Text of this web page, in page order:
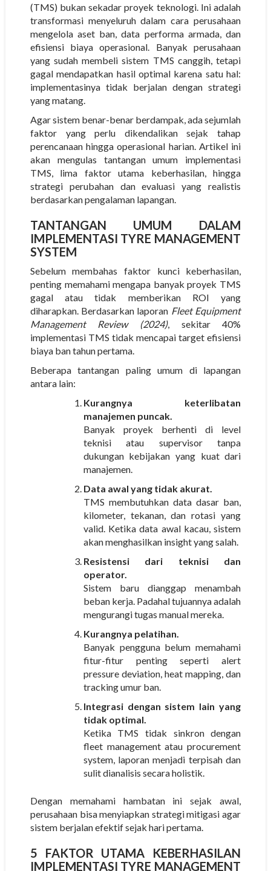
(TMS) bukan sekadar proyek teknologi. Ini adalah
transformasi menyeluruh dalam cara perusahaan
mengelola aset ban, data performa armada, dan
efisiensi biaya operasional. Banyak perusahaan
yang sudah membeli sistem TMS canggih, tetapi
gagal mendapatkan hasil optimal karena satu hal:
implementasinya tidak berjalan dengan strategi
yang matang.
Agar sistem benar-benar berdampak, ada sejumlah
faktor yang perlu dikendalikan sejak tahap
perencanaan hingga operasional harian. Artikel ini
akan mengulas tantangan umum implementasi
TMS, lima faktor utama keberhasilan, hingga
strategi perubahan dan evaluasi yang realistis
berdasarkan pengalaman lapangan.
TANTANGAN UMUM DALAM
IMPLEMENTASI TYRE MANAGEMENT
SYSTEM
Sebelum membahas faktor kunci keberhasilan,
penting memahami mengapa banyak proyek TMS
gagal atau tidak memberikan ROI yang
diharapkan. Berdasarkan laporan Fleet Equipment
Management Review (2024), sekitar40%
implementasi TMS tidak mencapai target efisiensi
biaya ban tahun pertama.
Beberapa tantangan paling umum di lapangan
antara lain:
Kurangnya keterlibatan
manajemen puncak.
Banyak proyek berhenti di level
teknisi atau supervisor tanpa
dukungan kebijakan yang kuat dari
manajemen.
Data awal yang tidak akurat.
TMS membutuhkan data dasar ban,
kilometer, tekanan, dan rotasi yang
valid. Ketika data awal kacau, sistem
akan menghasilkan insight yang salah.
Resistensi dari teknisi dan
operator.
Sistem baru dianggap menambah
beban kerja. Padahal tujuannya adalah
mengurangi tugas manual mereka.
Kurangnya pelatihan.
Banyak pengguna belum memahami
fitur-fitur penting seperti alert
pressure deviation, heat mapping, dan
tracking umur ban.
Integrasi dengan sistem lain yang
tidak optimal.
Ketika TMS tidak sinkron dengan
fleet management atau procurement
system, laporan menjadi terpisah dan
sulit dianalisis secara holistik.
Dengan memahami hambatan ini sejak awal,
perusahaan bisa menyiapkan strategi mitigasi agar
sistem berjalan efektif sejak hari pertama.
5 FAKTOR UTAMA KEBERHASILAN
IMPLEMENTASI TYRE MANAGEMENT